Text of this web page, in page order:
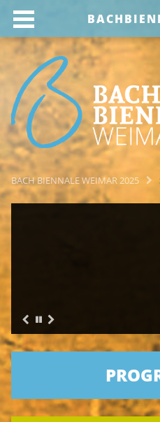
BACH BIENNALE WEIMAR 2025